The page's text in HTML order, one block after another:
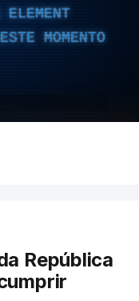
MOMENTO
República